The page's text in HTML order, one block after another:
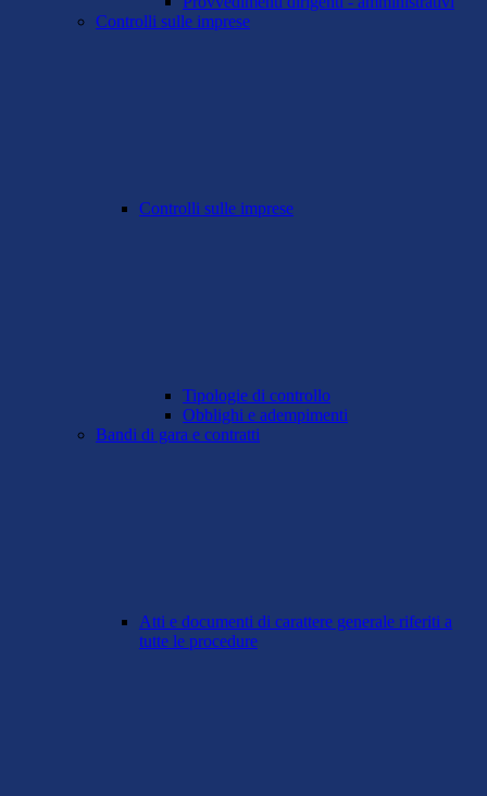
Controlli sulle imprese
Controlli sulle imprese
Tipologie di controllo
Obblighi e adempimenti
Bandi di gara e contratti
Atti e documenti di carattere generale riferiti a
tutte le procedure